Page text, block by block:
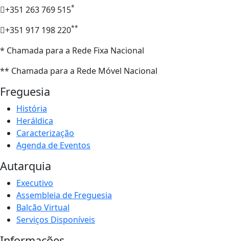
+351 263 769 515*
+351 917 198 220**
* Chamada para a Rede Fixa Nacional
** Chamada para a Rede Móvel Nacional
Freguesia
História
Heráldica
Caracterização
Agenda de Eventos
Autarquia
Executivo
Assembleia de Freguesia
Balcão Virtual
Serviços Disponíveis